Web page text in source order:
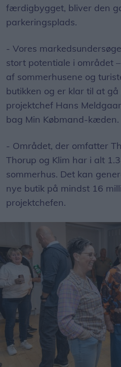
færdigbygget, bliver den
parkeringsplads.
- Vores
stort potentiale i området
af sommerhusene og
butikken og er klar til at
projektchef Hans
bag Min Købmand-kæden.
- Området, der omfatter
Thorup og Klim har i alt
sommerhus. Det kan
nye butik på mindst 16
projektchefen.